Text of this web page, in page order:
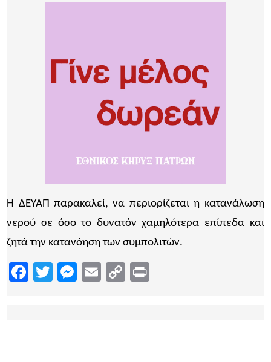
Η ΔΕΥΑΠ παρακαλεί, να περιορίζεται η κατανάλωση
νερού σε όσο το δυνατόν χαμηλότερα επίπεδα και
ζητά την κατανόηση των συμπολιτών.
Facebook
TwitterMessenger
EmailCopy